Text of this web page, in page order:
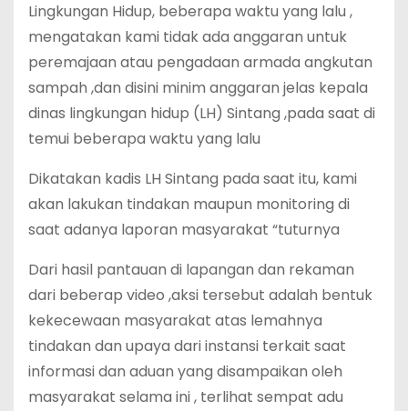
Lingkungan Hidup, beberapa waktu yang lalu ,
mengatakan kami tidak ada anggaran untuk
peremajaan atau pengadaan armada angkutan
sampah ,dan disini minim anggaran jelas kepala
dinas lingkungan hidup (LH) Sintang ,pada saat di
temui beberapa waktu yang lalu
Dikatakan kadis LH Sintang pada saat itu, kami
akan lakukan tindakan maupun monitoring di
saat adanya laporan masyarakat “tuturnya
Dari hasil pantauan di lapangan dan rekaman
dari beberap video ,aksi tersebut adalah bentuk
kekecewaan masyarakat atas lemahnya
tindakan dan upaya dari instansi terkait saat
informasi dan aduan yang disampaikan oleh
masyarakat selama ini , terlihat sempat adu